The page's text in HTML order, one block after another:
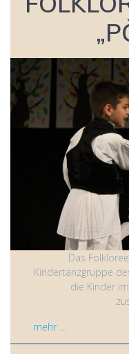
Das
Kindertanzgruppe
die Kinder
mehr …